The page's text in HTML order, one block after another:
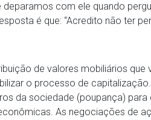
deparamos com ele quando
é que: “Acredito não ter
de valores mobiliários
o processo de
da sociedade (poupança)
As negociações de